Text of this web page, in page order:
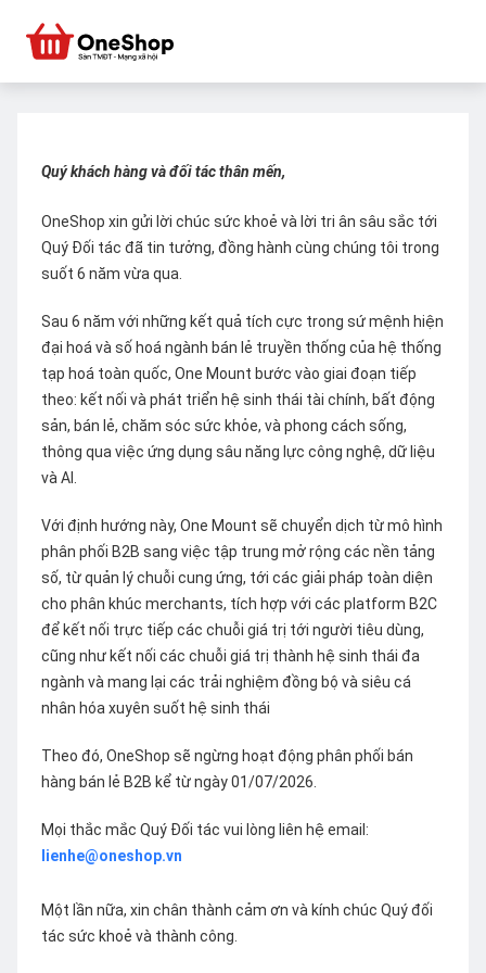
Quý khách hàng và đối tác thân mến,
OneShop xin gửi lời chúc sức khoẻ và lời tri ân sâu sắc tới
Quý Đối tác đã tin tưởng, đồng hành cùng chúng tôi trong
suốt 6 năm vừa qua.
Sau 6 năm với những kết quả tích cực trong sứ mệnh hiện
đại hoá và số hoá ngành bán lẻ truyền thống của hệ thống
tạp hoá toàn quốc, One Mount bước vào giai đoạn tiếp
theo: kết nối và phát triển hệ sinh thái tài chính, bất động
sản, bán lẻ, chăm sóc sức khỏe, và phong cách sống,
thông qua việc ứng dụng sâu năng lực công nghệ, dữ liệu
và AI.
Với định hướng này, One Mount sẽ chuyển dịch từ mô hình
phân phối B2B sang việc tập trung mở rộng các nền tảng
số, từ quản lý chuỗi cung ứng, tới các giải pháp toàn diện
cho phân khúc merchants, tích hợp với các platform B2C
để kết nối trực tiếp các chuỗi giá trị tới người tiêu dùng,
cũng như kết nối các chuỗi giá trị thành hệ sinh thái đa
ngành và mang lại các trải nghiệm đồng bộ và siêu cá
nhân hóa xuyên suốt hệ sinh thái
Theo đó, OneShop sẽ ngừng hoạt động phân phối bán
hàng bán lẻ B2B kể từ ngày 01/07/2026.
Mọi thắc mắc Quý Đối tác vui lòng liên hệ email:
lienhe@oneshop.vn
Một lần nữa, xin chân thành cảm ơn và kính chúc Quý đối
tác sức khoẻ và thành công.